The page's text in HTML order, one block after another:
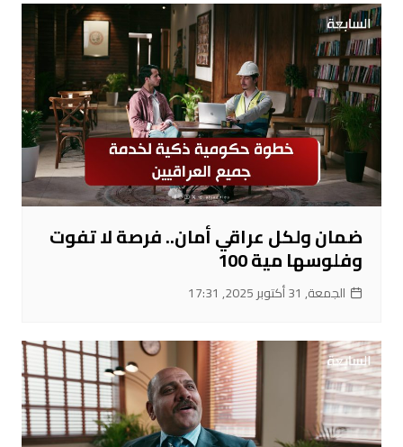
ضمان ولكل عراقي أمان.. فرصة لا تفوت
وفلوسها مية 100
الجمعة, 31 أكتوبر 2025, 17:31